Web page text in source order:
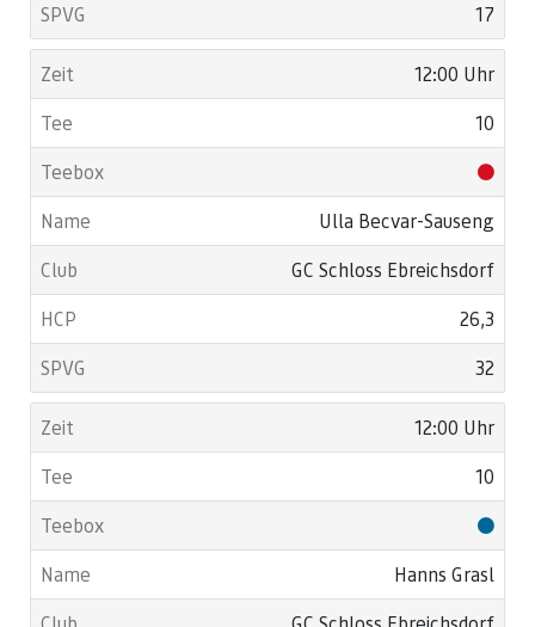
17
12:00 Uhr
10
Ulla Becvar-Sauseng
GC Schloss Ebreichsdorf
26,3
32
12:00 Uhr
10
Hanns Grasl